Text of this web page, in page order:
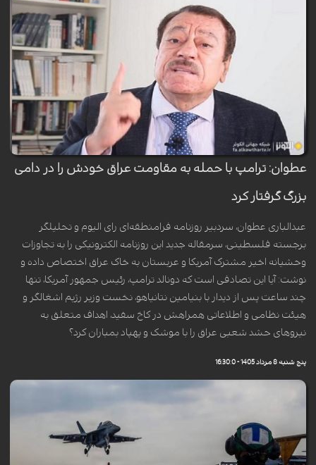
عطوان: ترامپ با حمله به مقاومت عراق خودش را در دامی
بزرگ گرفتار کرد
عبدالباری عطوان، سردبیر روزنامه فرامنطقه‌ای رای الیوم و تحلیلگر
برجسته فلسطینی، سرمقاله جدید این روزنامه الکترونیکی را به تجاوزات
وحشیانه اخیر مشترک آمریکا و عربستان به خاک عراق اختصاص داده و
نوشت: آیا این تصادفی است که دونالد ترامپ، رئیس جمهور آمریکا، تنها
چند ساعت پس از دیدار با بنیامین نتانیاهو، نخست وزیر رژیم اشغالگر و
هیئت نظامی و اطلاعاتی همراهش در کاخ سفید، اهداف متعلق به
نیروهای حشد شعبی عراق را با موشک و پهپاد بمباران کرد؟
پنج شنبه 8 مرداد 1405 - 16:30:0